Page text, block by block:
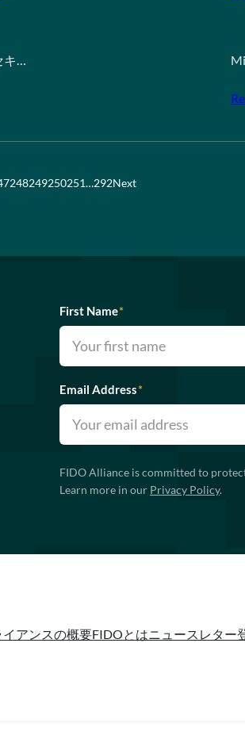
キ…
248249250251…292Next
First Name*
Email Address*
FIDO Alliance is committed to
Learn more in our Privacy Policy.
イアンスの概要FIDOとはニュースレター